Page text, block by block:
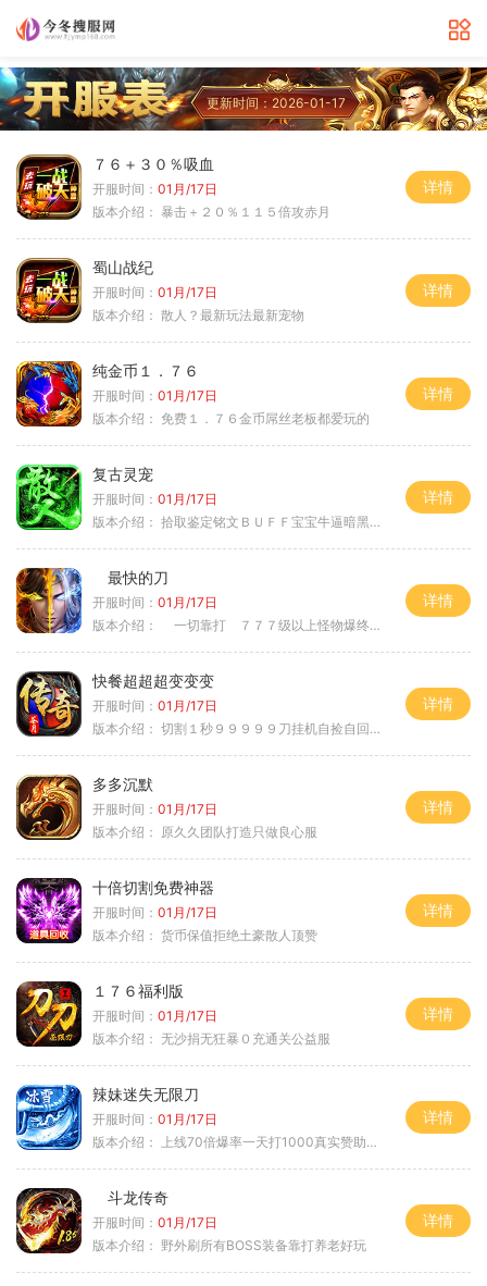
更新时间：2026-01-17
７６＋３０％吸血
开服时间： 01月/17日
版本介绍： 暴击＋２０％１１５倍攻赤月
详情
蜀山战纪
开服时间： 01月/17日
版本介绍： 散人？最新玩法最新宠物
详情
纯金币１．７６
开服时间： 01月/17日
版本介绍： 免费１．７６金币屌丝老板都爱玩的
详情
复古灵宠
开服时间： 01月/17日
版本介绍： 拾取鉴定铭文ＢＵＦＦ宝宝牛逼暗黑属性
详情
最快的刀
开服时间： 01月/17日
版本介绍：
一切靠打 ７７７级以上怪物爆终极
详情
快餐超超超变变变
开服时间： 01月/17日
版本介绍： 切割１秒９９９９９刀挂机自捡自回０血不
详情
多多沉默
开服时间： 01月/17日
版本介绍： 原久久团队打造只做良心服
详情
十倍切割免费神器
开服时间： 01月/17日
版本介绍： 货币保值拒绝土豪散人顶赞
详情
１７６福利版
开服时间： 01月/17日
版本介绍： 无沙捐无狂暴０充通关公益服
详情
辣妹迷失无限刀
开服时间： 01月/17日
版本介绍：
上线70倍爆率一天打1000真实赞助一夜终
详情
斗龙传奇
开服时间： 01月/17日
版本介绍： 野外刷所有BOSS装备靠打养老好玩
详情